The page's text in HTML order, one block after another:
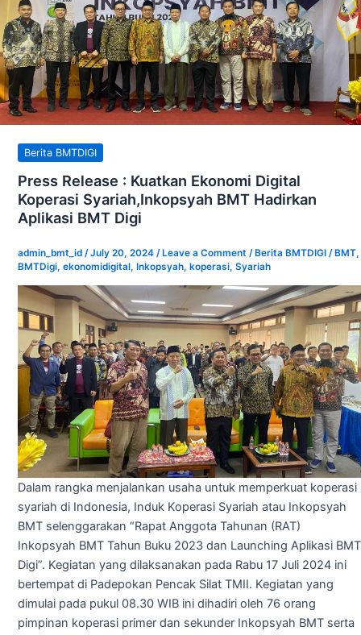
Berita BMTDIGI
Press Release : Kuatkan Ekonomi Digital
Koperasi Syariah,Inkopsyah BMT Hadirkan
Aplikasi BMT Digi
admin_bmt_id /July 20, 2024 /Leave a Comment /Berita BMTDIGI/BMT,
BMTDigi, ekonomidigital, Inkopsyah, koperasi, Syariah
Dalam rangka menjalankan usaha untuk memperkuat koperasi
syariah di Indonesia, Induk Koperasi Syariah atau Inkopsyah
BMT selenggarakan “Rapat Anggota Tahunan (RAT)
Inkopsyah BMT Tahun Buku 2023 dan Launching Aplikasi BMT
Digi”. Kegiatan yang dilaksanakan pada Rabu 17 Juli 2024 ini
bertempat di Padepokan Pencak Silat TMII. Kegiatan yang
dimulai pada pukul 08.30 WIB ini dihadiri oleh 76 orang
pimpinan koperasi primer dan sekunder Inkopsyah BMT serta
Ekonomi
Digital
Koperasi
Syariah,Inkopsyah
BMT
Hadirkan
Aplikasi
BMT
Digi